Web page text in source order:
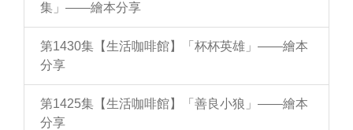
集」——繪本分享
第1430集【生活咖啡館】「杯杯英雄」——繪本
分享
第1425集【生活咖啡館】「善良小狼」——繪本
分享